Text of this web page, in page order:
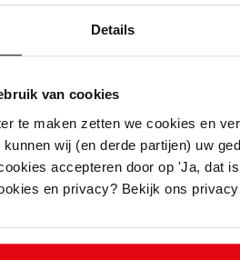
Details
van cookies
te maken zetten we cookies en
wij (en derde partijen) uw
accepteren door op 'Ja, dat
en privacy? Bekijk ons
3